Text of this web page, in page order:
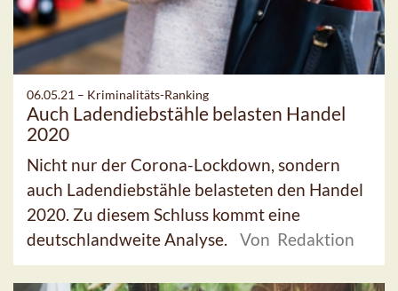
06.05.21 – Kriminalitäts-Ranking
Auch Ladendiebstähle belasten Handel
2020
Nicht nur der Corona-Lockdown, sondern
auch Ladendiebstähle belasteten den Handel
2020. Zu diesem Schluss kommt eine
deutschlandweite Analyse.
Von Redaktion